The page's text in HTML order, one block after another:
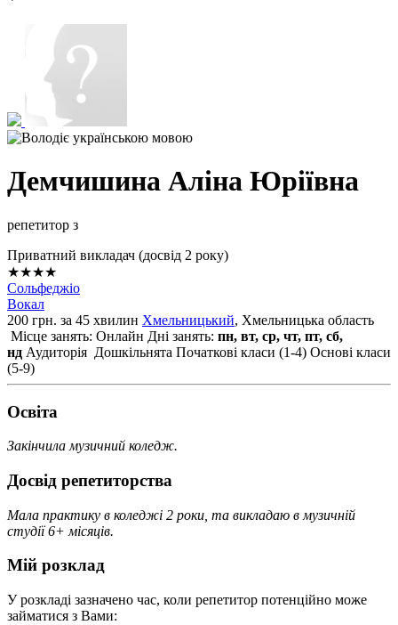
Демчишина Аліна Юріївна
репетитор з
Приватний викладач (досвід 2 року)
★★★★
Сольфеджіо
Вокал
200 грн. за 45 хвилин Хмельницький, Хмельницька область
Місце занять: Онлайн Дні занять: пн, вт, ср, чт, пт, сб,
нд Аудиторія Дошкільнята Початкові класи (1-4) Основі класи
(5-9)
Освiта
Закінчила музичний коледж.
Досвід репетиторства
Мала практику в коледжі 2 роки, та викладаю в музичній
студії 6+ місяців.
Мій розклад
У розкладі зазначено час, коли репетитор потенційно може
займатися з Вами: